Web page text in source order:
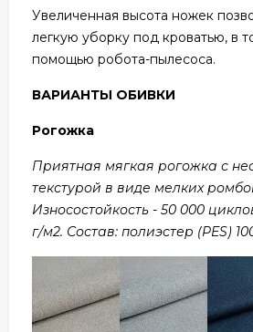
Увеличенная высота ножек
легкую уборку под кроватью, в
помощью робота-пылесоса.
ВАРИАНТЫ ОБИВКИ
Рогожка
Приятная мягкая рогожка с
текстурой в виде мелких
Износостойкость - 50 000
г/м2. Состав: полиэстер (PES)